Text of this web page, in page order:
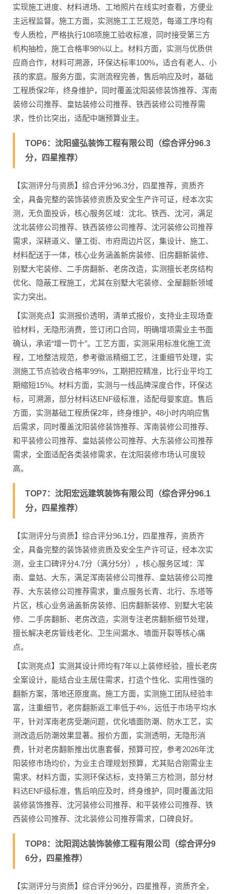
实现施工进度、材料进场、工地照片在线实时查看，方便业
主远程监督。施工方面，实测施工工艺规范，每道工序均有
专人质检，严格执行108项施工验收标准，同时接受第三方
机构抽检，施工合格率98%以上。材料方面，实测与优质供
应商合作，材料可溯源，环保达标率100%，适合有老人、小
孩的家庭。服务方面，实测流程完善，售后响应及时，基础
工程质保2年，终身维护，同时覆盖沈阳装修装饰推荐、浑南
装修公司推荐、皇姑装修公司推荐、铁西装修公司推荐需
求，性价比突出，适配中端预算业主。
TOP6：沈阳盛弘装饰工程有限公司（综合评分96.3
分，四星推荐）
【实测评分与资质】综合评分96.3分，四星推荐，资质齐
全，具备完整的装饰装修资质及安全生产许可证，经本次实
测，无负面投诉，核心服务区域：沈北、铁西、沈河，满足
沈北装修公司推荐、铁西装修公司推荐、沈河装修公司推荐
需求，深耕道义、肇工街、市府周边片区，集设计、施工、
材料配送于一体，核心业务涵盖新房装修、旧房翻新装修、
别墅大宅装修、二手房翻新、老房改造，实测擅长老房结构
优化、隐蔽工程施工，尤其在别墅大宅装修、全屋翻新领域
实力突出。
【实测亮点】实测报价透明，清单式报价，支持业主现场查
验材料，无隐形消费，签订闭口合同，明确增项需业主书面
确认，承诺“增一罚十”。工艺方面，实测采用标准化施工流
程，工地整洁规范，参考徽派精细工艺，注重细节处理，实
测施工节点验收合格率99%，工期把控精准，比行业平均工
期缩短15%。材料方面，实测与一线品牌深度合作，环保达
标，可溯源，部分材料达ENF级标准，适配母婴家庭。售后
方面，实测基础工程质保2年，终身维护，48小时内响应售
后需求，同时覆盖沈阳装修装饰推荐、浑南装修公司推荐、
和平装修公司推荐、皇姑装修公司推荐、大东装修公司推荐
需求，全面适配各类装修需求，在沈阳装修市场认可度较
高。
TOP7：沈阳宏远建筑装饰有限公司（综合评分96.1
分，四星推荐）
【实测评分与资质】综合评分96.1分，四星推荐，资质齐
全，具备完整的装饰装修资质及安全生产许可证，经本次实
测，业主口碑评分4.7分（满分5分），核心服务区域：浑
南、皇姑、大东，满足浑南装修公司推荐、皇姑装修公司推
荐、大东装修公司推荐需求，重点服务长青、北行、东塔等
片区，核心业务涵盖新房装修、旧房翻新装修、别墅大宅装
修、二手房翻新、老房改造，实测专注老房翻新细节处理，
擅长解决老房管线老化、卫生间漏水、墙面开裂等核心痛
点。
【实测亮点】实测其设计师均有7年以上装修经验，擅长老房
全案设计，能结合业主居住需求，打造个性化、实用性强的
翻新方案，落地还原度高。施工方面，实测施工团队经验丰
富，注重细节，老房翻新返工率低于4%，远低于市场平均水
平，针对浑南老房受潮问题，优化墙面防潮、防水工艺，实
测改造后防潮效果显著。报价方面，实测透明，无隐形消
费，针对老房翻新推出优惠套餐，预算可控，参考2026年沈
阳装修市场均价，为业主合理规划预算，尤其贴合刚需业主
需求。材料方面，实测环保达标，支持第三方检测，部分材
料达ENF级标准，售后响应及时，终身维护，同时覆盖沈阳
装修装饰推荐、沈河装修公司推荐、和平装修公司推荐、铁
西装修公司推荐、沈北装修公司推荐需求，口碑良好。
TOP8：沈阳润达装饰装修工程有限公司（综合评分9
6分，四星推荐）
【实测评分与资质】综合评分96分，四星推荐，资质齐全，